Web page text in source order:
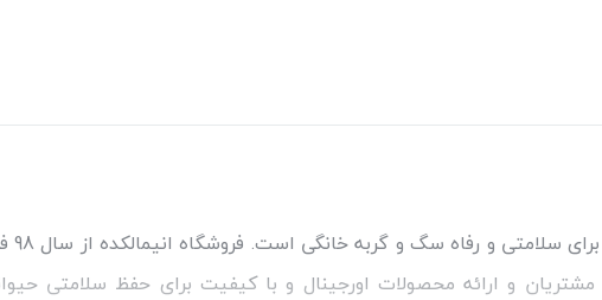
مطمئن‌ترین مرجع
و ارائه محصولات اورجینال و با کیفیت برای حفظ سلامتی